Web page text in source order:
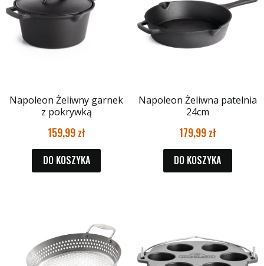
Napoleon Żeliwny garnek
z pokrywką
159,99
DO KOSZYKA
Napoleon Żeliwna patelnia
24cm
179,99
DO KOSZYKA